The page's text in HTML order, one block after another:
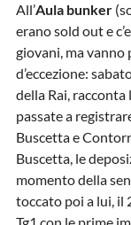
All’Aula bunker
erano sold out e
giovani, ma
d’eccezione:
della Rai,
passate a
Buscetta e
Buscetta, le
momento della
toccato poi a lui, il